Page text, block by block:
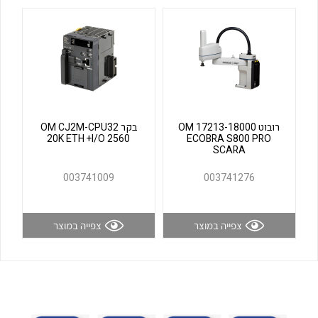
לכל מוצרי היצרן לכל מוצרי היצרן
רובוט OM 17213-18000
ECOBRA S800 PRO
SCARA
003741276
צפייה במוצר
בקר OM CJ2M-CPU32
20K ETH +I/O 2560
003741009
צפייה במוצר